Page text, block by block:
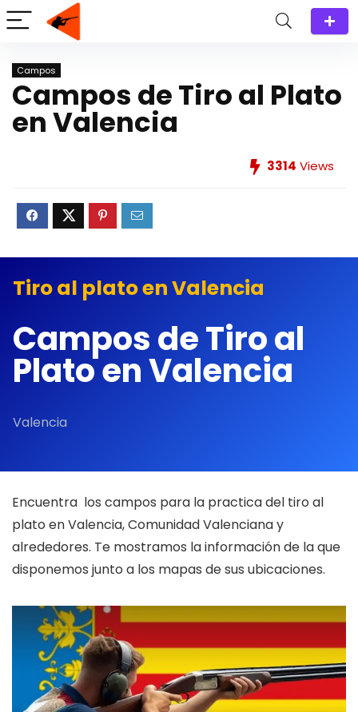
Campos
Campos de Tiro al Plato
en Valencia
3314 Views
Tiro al plato en Valencia
Campos de Tiro al
Plato en Valencia
Valencia
Encuentra los campos para la practica del tiro al
plato en Valencia, Comunidad Valenciana y
alrededores. Te mostramos la información de la que
disponemos junto a los mapas de sus ubicaciones.